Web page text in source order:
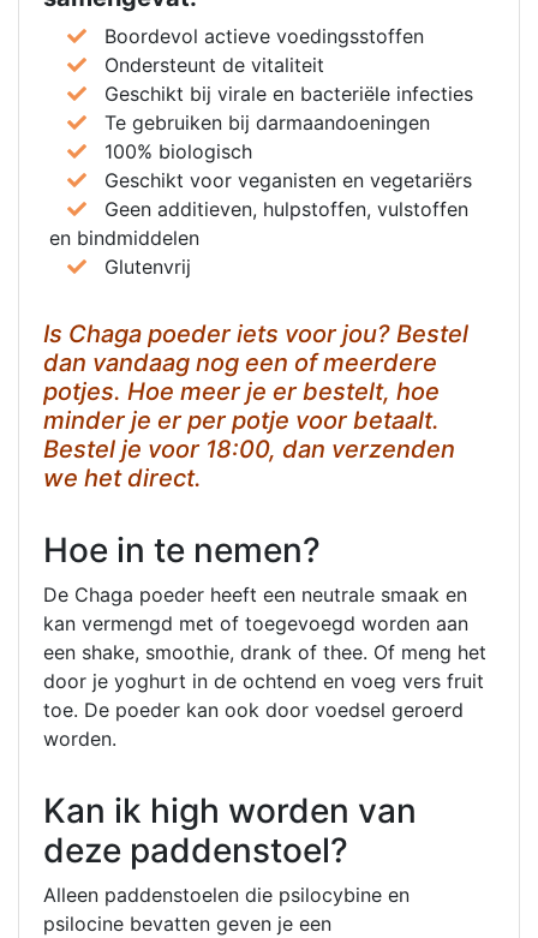
Boordevol actieve voedingsstoffen
Ondersteunt de vitaliteit
Geschikt bij virale en bacteriële infecties
Te gebruiken bij darmaandoeningen
100% biologisch
Geschikt voor veganisten en vegetariërs
Geen additieven, hulpstoffen, vulstoffen
en bindmiddelen
Glutenvrij
Is Chaga poeder iets voor jou? Bestel
dan vandaag nog een of meerdere
potjes. Hoe meer je er bestelt, hoe
minder je er per potje voor betaalt.
Bestel je voor 18:00, dan verzenden
we het direct.
Hoe in te nemen?
De Chaga poeder heeft een neutrale smaak en
kan vermengd met of toegevoegd worden aan
een shake, smoothie, drank of thee. Of meng het
door je yoghurt in de ochtend en voeg vers fruit
toe. De poeder kan ook door voedsel geroerd
worden.
Kan ik high worden van
deze paddenstoel?
Alleen paddenstoelen die psilocybine en
psilocine bevatten geven je een